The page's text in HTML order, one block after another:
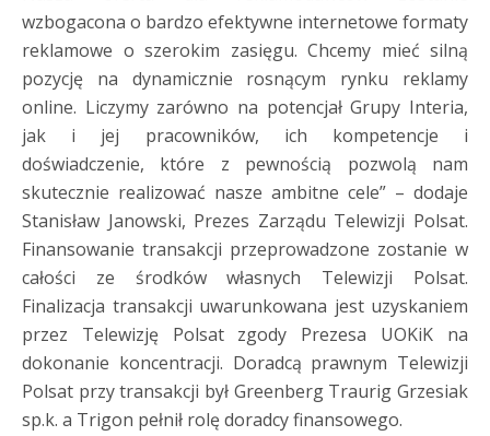
wzbogacona o bardzo efektywne internetowe formaty
reklamowe o szerokim zasięgu. Chcemy mieć silną
pozycję na dynamicznie rosnącym rynku reklamy
online. Liczymy zarówno na potencjał Grupy Interia,
jak i jej pracowników, ich kompetencje i
doświadczenie, które z pewnością pozwolą nam
skutecznie realizować nasze ambitne cele” – dodaje
Stanisław Janowski, Prezes Zarządu Telewizji Polsat.
Finansowanie transakcji przeprowadzone zostanie w
całości ze środków własnych Telewizji Polsat.
Finalizacja transakcji uwarunkowana jest uzyskaniem
przez Telewizję Polsat zgody Prezesa UOKiK na
dokonanie koncentracji. Doradcą prawnym Telewizji
Polsat przy transakcji był Greenberg Traurig Grzesiak
sp.k. a Trigon pełnił rolę doradcy finansowego.